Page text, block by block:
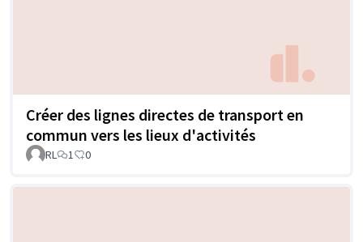
Créer des lignes directes de transport en
commun vers les lieux d'activités
RL 1 0